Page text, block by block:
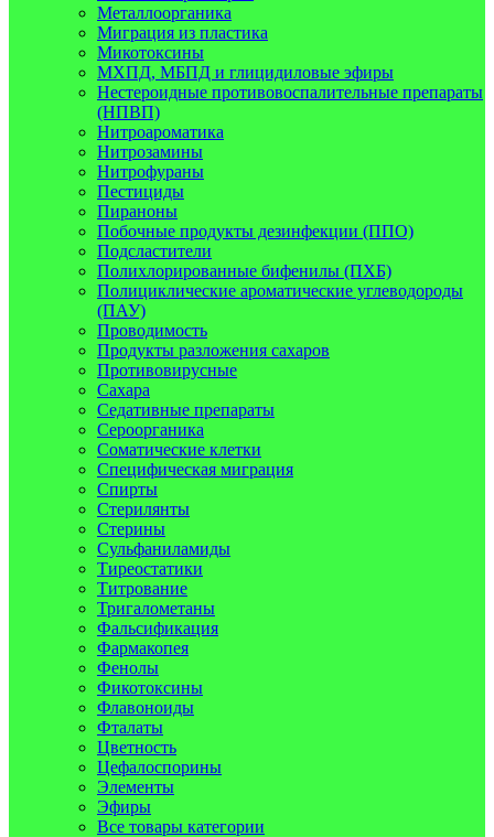
Металлоорганика
Миграция из пластика
Микотоксины
МХПД, МБПД и глицидиловые эфиры
Нестероидные противовоспалительные препараты
(НПВП)
Нитроароматика
Нитрозамины
Нитрофураны
Пестициды
Пираноны
Побочные продукты дезинфекции (ППО)
Подсластители
Полихлорированные бифенилы (ПХБ)
Полициклические ароматические углеводороды
(ПАУ)
Проводимость
Продукты разложения сахаров
Противовирусные
Сахара
Седативные препараты
Сероорганика
Соматические клетки
Специфическая миграция
Спирты
Стерилянты
Стерины
Сульфаниламиды
Тиреостатики
Титрование
Тригалометаны
Фальсификация
Фармакопея
Фенолы
Фикотоксины
Флавоноиды
Фталаты
Цветность
Цефалоспорины
Элементы
Эфиры
Все товары категории